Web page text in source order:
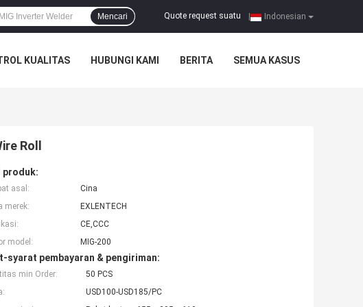
Indonesian
Quote request suatu
Mencari
KUALITAS HUBUNGI KAMI BERITA SEMUA KASUS
Roll
produk:
asal:
Cina
merek:
EXLENTECH
CE,CCC
model:
MIG-200
syarat pembayaran & pengiriman:
min Order:
50 PCS
USD100-USD185/PC